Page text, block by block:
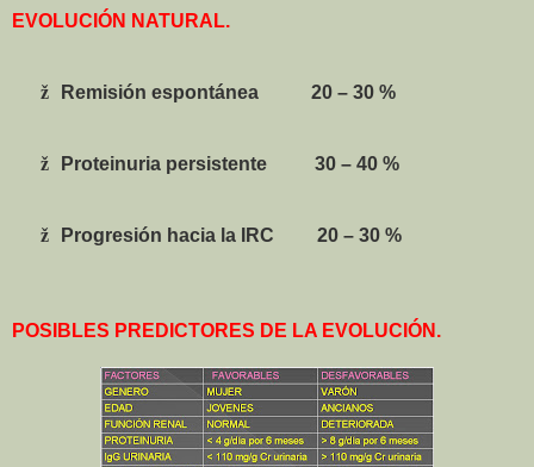
EVOLUCIÓN NATURAL.
ž Remisión espontánea 20 – 30 %
ž Proteinuria persistente 30 – 40 %
ž Progresión hacia la IRC 20 – 30 %
POSIBLES PREDICTORES DE LA EVOLUCIÓN.